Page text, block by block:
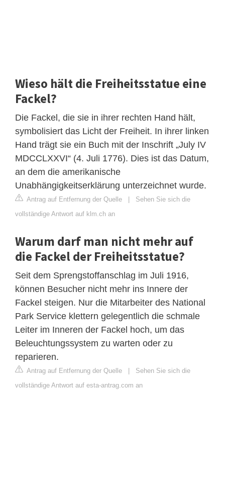
Wieso hält die Freiheitsstatue eine
Fackel?
Die Fackel, die sie in ihrer rechten Hand hält,
symbolisiert das Licht der Freiheit. In ihrer linken
Hand trägt sie ein Buch mit der Inschrift „July IV
MDCCLXXVI“ (4. Juli 1776). Dies ist das Datum,
an dem die amerikanische
Unabhängigkeitserklärung unterzeichnet wurde.
Antrag auf Entfernung der Quelle
Sehen Sie sich die
vollständige Antwort auf klm.ch an
Warum darf man nicht mehr auf
die Fackel der Freiheitsstatue?
Seit dem Sprengstoffanschlag im Juli 1916,
können Besucher nicht mehr ins Innere der
Fackel steigen. Nur die Mitarbeiter des National
Park Service klettern gelegentlich die schmale
Leiter im Inneren der Fackel hoch, um das
Beleuchtungssystem zu warten oder zu
reparieren.
Antrag auf Entfernung der Quelle
Sehen Sie sich die
vollständige Antwort auf esta-antrag.com an